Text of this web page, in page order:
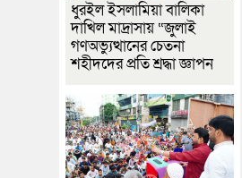
ধুরইল ইসলামিয়া বালিকা
দাখিল মাদ্রাসায় “জুলাই
গণঅভ্যুত্থানের চেতনা
শহীদদের প্রতি শ্রদ্ধা জ্ঞাপন